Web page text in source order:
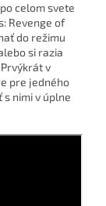
celom svete
Revenge of
do režimu
si razia
v
pre jedného
nimi v úplne